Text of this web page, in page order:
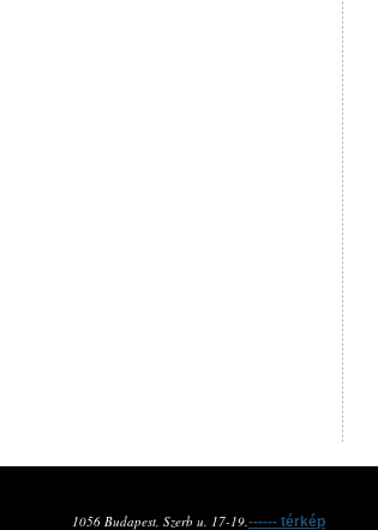
1056 Budapest, Szerb u. 17-19.------ térkép